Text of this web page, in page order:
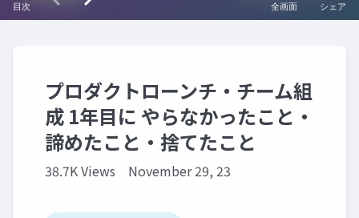
プロダクトローンチ・チーム組
成 1年目に やらなかったこと・
諦めたこと・捨てたこと
38.7K Views November 29, 23